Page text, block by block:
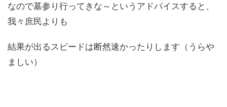
なので墓参り行ってきな～というアドバイスすると、
我々庶民よりも
結果が出るスピードは断然速かったりします（うらや
ましい）